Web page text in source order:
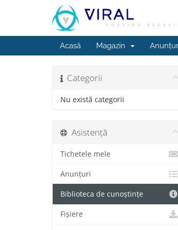
Acasă Magazin
Categorii
Nu există categorii
Asistență
Tichetele mele
Anunțuri
Biblioteca de cunoștințe
Fișiere